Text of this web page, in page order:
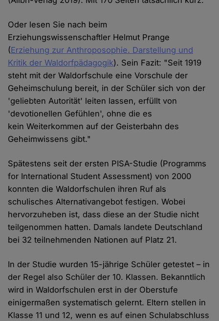
Oder lesen Sie nach beim
Erziehungswissenschaftler Helmut Prange
(Erziehung zur Anthroposophie. Darstellung und
Kritik der Waldorfpädagogik). Sein Fazit: "Seit 1919
steht mit der Waldorfschule eine Vorschule der
Geheimschulung bereit, in der Schüler sich von der
'geliebten Autorität' leiten lassen, erfüllt von
'devotionellen Gefühlen', ohne die es
kein Weiterkommen auf der Geisterbahn des
Geheimwissens gibt."
Spätestens seit der ersten PISA-Studie (Programms
for International Student Assessment) von 2000
konnten die Waldorfschulen ihren Ruf als
schulisches Alternativangebot festigen. Wobei
hervorzuheben ist, dass diese an der Studie nicht
teilgenommen hatten. Damals landete Deutschland
bei 32 teilnehmenden Nationen auf Platz 21.
In der Studie wurden 15-jährige Schüler getestet – in
der Regel also Schüler der 10. Klassen. Bekanntlich
wird in Waldorfschulen erst in der Oberstufe
einigermaßen systematisch gelernt. Eltern stellen in
Klasse 11 und 12, wenn es auf einen Schulabschluss